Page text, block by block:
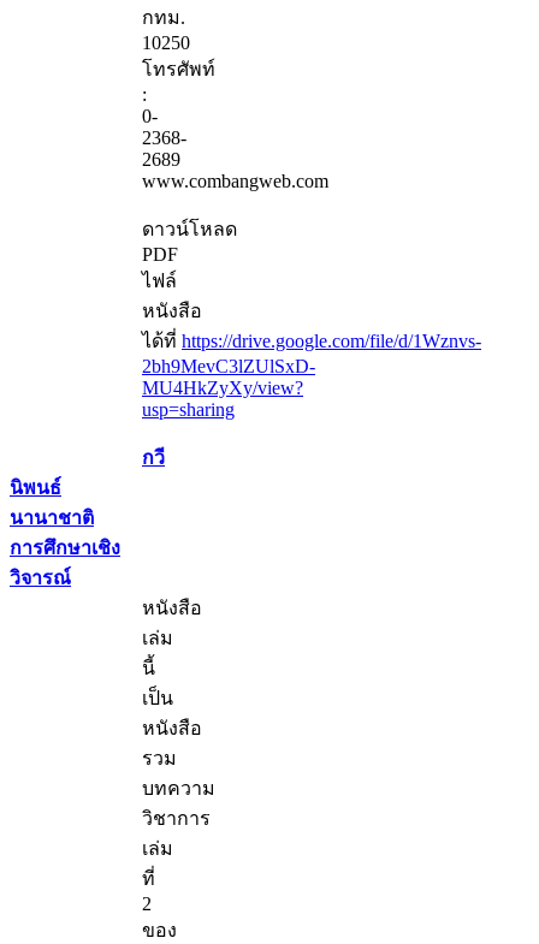
กทม.
10250
โทรศัพท์
:
0-
2368-
2689
www.combangweb.com
ดาวน์โหลด
PDF
ไฟล์
หนังสือ
ได้ที่ https://drive.google.com/file/d/1Wznvs-
2bh9MevC3lZUlSxD-
MU4HkZyXy/view?
usp=sharing
กวี
นิพนธ์
นานาชาติ
การศึกษาเชิง
วิจารณ์
หนังสือ
เล่ม
นี้
เป็น
หนังสือ
รวม
บทความ
วิชาการ
เล่ม
ที่
2
ของ